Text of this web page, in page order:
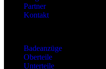
Partner
Kontakt
Badeanzüge
Oberteile
Unterteile